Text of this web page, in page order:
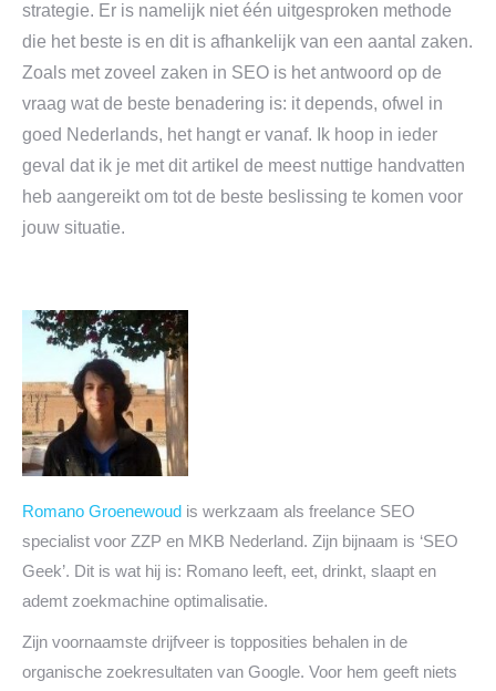
strategie. Er is namelijk niet één uitgesproken methode
die het beste is en dit is afhankelijk van een aantal zaken.
Zoals met zoveel zaken in SEO is het antwoord op de
vraag wat de beste benadering is: it depends, ofwel in
goed Nederlands, het hangt er vanaf. Ik hoop in ieder
geval dat ik je met dit artikel de meest nuttige handvatten
heb aangereikt om tot de beste beslissing te komen voor
jouw situatie.
Romano Groenewoud is werkzaam als freelance SEO
specialist voor ZZP en MKB Nederland. Zijn bijnaam is ‘SEO
Geek’. Dit is wat hij is: Romano leeft, eet, drinkt, slaapt en
ademt zoekmachine optimalisatie.
Zijn voornaamste drijfveer is topposities behalen in de
organische zoekresultaten van Google. Voor hem geeft niets